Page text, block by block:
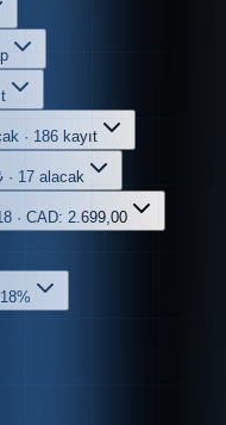
· 186 kayıt
· 17 alacak
· CAD: 2.699,00
ihtiyaç yok.